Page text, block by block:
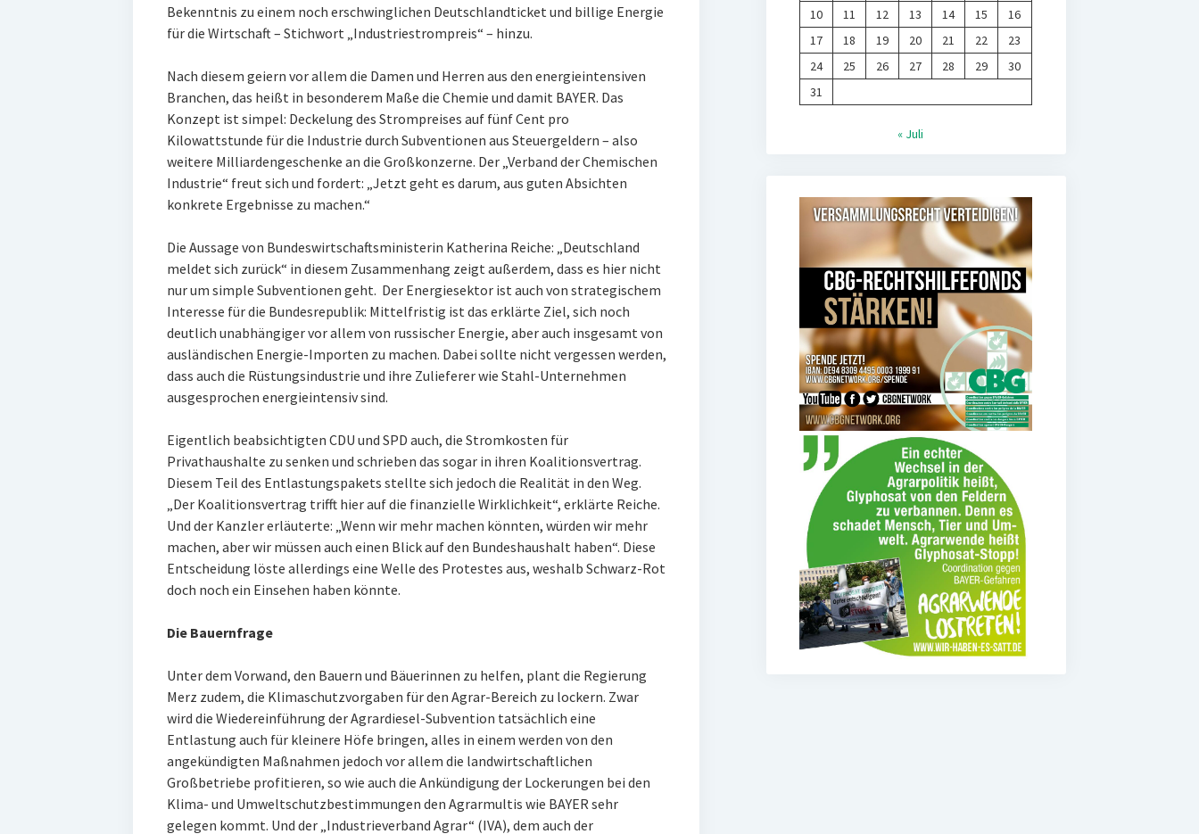
Bekenntnis zu einem noch erschwinglichen Deutschlandticket und billige Energie
für die Wirtschaft – Stichwort „Industriestrompreis“ – hinzu.
Nach diesem geiern vor allem die Damen und Herren aus den energieintensiven
Branchen, das heißt in besonderem Maße die Chemie und damit BAYER. Das
Konzept ist simpel: Deckelung des Strompreises auf fünf Cent pro
Kilowattstunde für die Industrie durch Subventionen aus Steuergeldern – also
weitere Milliardengeschenke an die Großkonzerne. Der „Verband der Chemischen
Industrie“ freut sich und fordert: „Jetzt geht es darum, aus guten Absichten
konkrete Ergebnisse zu machen.“
Die Aussage von Bundeswirtschaftsministerin Katherina Reiche: „Deutschland
meldet sich zurück“ in diesem Zusammenhang zeigt außerdem, dass es hier nicht
nur um simple Subventionen geht. Der Energiesektor ist auch von strategischem
Interesse für die Bundesrepublik: Mittelfristig ist das erklärte Ziel, sich noch
deutlich unabhängiger vor allem von russischer Energie, aber auch insgesamt von
ausländischen Energie-Importen zu machen. Dabei sollte nicht vergessen werden,
dass auch die Rüstungsindustrie und ihre Zulieferer wie Stahl-Unternehmen
ausgesprochen energieintensiv sind.
Eigentlich beabsichtigten CDU und SPD auch, die Stromkosten für
Privathaushalte zu senken und schrieben das sogar in ihren Koalitionsvertrag.
Diesem Teil des Entlastungspakets stellte sich jedoch die Realität in den Weg.
„Der Koalitionsvertrag trifft hier auf die finanzielle Wirklichkeit“, erklärte Reiche.
Und der Kanzler erläuterte: „Wenn wir mehr machen könnten, würden wir mehr
machen, aber wir müssen auch einen Blick auf den Bundeshaushalt haben“. Diese
Entscheidung löste allerdings eine Welle des Protestes aus, weshalb Schwarz-Rot
doch noch ein Einsehen haben könnte.
Die Bauernfrage
Unter dem Vorwand, den Bauern und Bäuerinnen zu helfen, plant die Regierung
Merz zudem, die Klimaschutzvorgaben für den Agrar-Bereich zu lockern. Zwar
wird die Wiedereinführung der Agrardiesel-Subvention tatsächlich eine
Entlastung auch für kleinere Höfe bringen, alles in einem werden von den
angekündigten Maßnahmen jedoch vor allem die landwirtschaftlichen
Großbetriebe profitieren, so wie auch die Ankündigung der Lockerungen bei den
Klima- und Umweltschutzbestimmungen den Agrarmultis wie BAYER sehr
gelegen kommt. Und der „Industrieverband Agrar“ (IVA), dem auch der
10
11 12 13 14 15
16
17
18 19 20 21 22
23
24
25 26 27 28 29
30
31
« Juli